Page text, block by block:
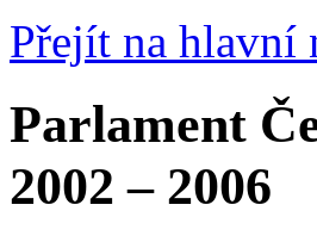
Přejít na hlavní
Parlament
2002 – 2006